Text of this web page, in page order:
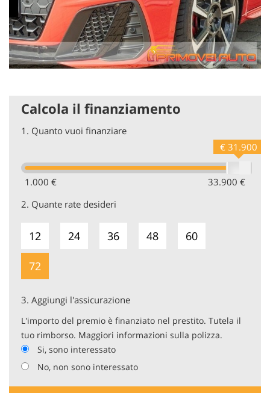
Calcola il finanziamento
1. Quanto vuoi finanziare
1.000 € 33.900 €
€ 31.900
2. Quante rate desideri
12 24 36 48 60
72
3. Aggiungi l'assicurazione
L'importo del premio è finanziato nel prestito. Tutela il
tuo rimborso. Maggiori informazioni sulla polizza.
Si, sono interessato
No, non sono interessato